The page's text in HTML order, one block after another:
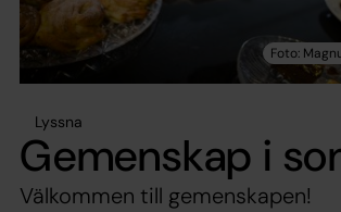
Lyssna
Gemenskap i
Välkommen till gemenskapen!